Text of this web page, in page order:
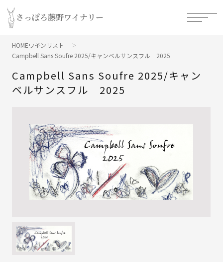
さっぽろ藤野ワイナリー
HOMEワインリスト
Campbell Sans Soufre 2025/キャンベルサンスフル 2025
Campbell Sans Soufre 2025/キャン
ベルサンスフル 2025